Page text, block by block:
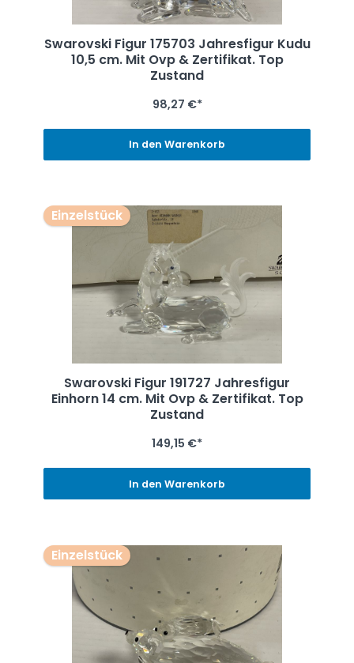
Swarovski Figur 175703 Jahresfigur Kudu
10,5 cm. Mit Ovp & Zertifikat. Top
Zustand
98,27 €*
In den Warenkorb
Einzelstück
Swarovski Figur 191727 Jahresfigur
Einhorn 14 cm. Mit Ovp & Zertifikat. Top
Zustand
149,15 €*
In den Warenkorb
Einzelstück